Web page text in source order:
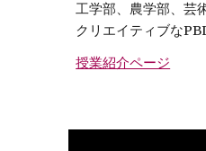
工学部、農学部、芸
クリエイティブな
授業紹介ページ